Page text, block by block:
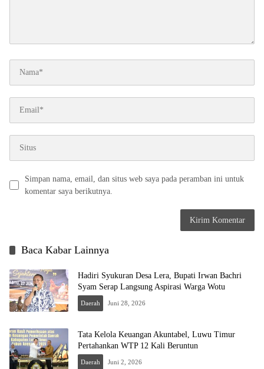
Simpan nama, email, dan situs web saya pada peramban ini untuk
komentar saya berikutnya.
Baca Kabar Lainnya
Hadiri Syukuran Desa Lera, Bupati Irwan Bachri
Syam Serap Langsung Aspirasi Warga Wotu
Daerah Juni 28, 2026
Tata Kelola Keuangan Akuntabel, Luwu Timur
Pertahankan WTP 12 Kali Beruntun
Daerah Juni 2, 2026